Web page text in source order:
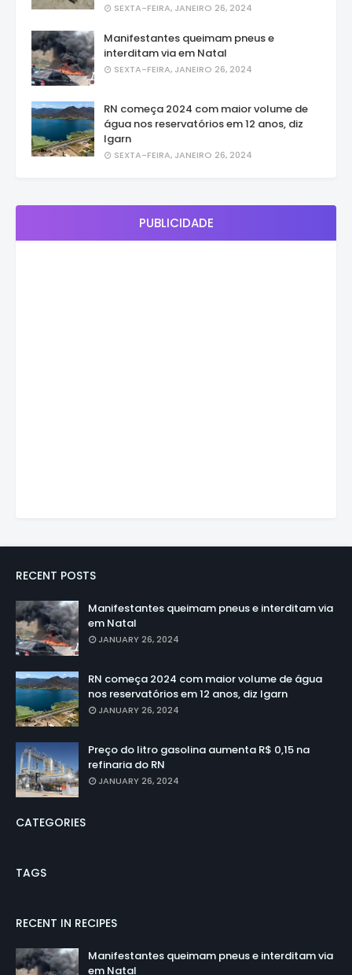
SEXTA-FEIRA, JANEIRO 26, 2024
Manifestantes queimam pneus e
interditam via em Natal
SEXTA-FEIRA, JANEIRO 26, 2024
RN começa 2024 com maior volume de
água nos reservatórios em 12 anos, diz
Igarn
SEXTA-FEIRA, JANEIRO 26, 2024
PUBLICIDADE
RECENT POSTS
Manifestantes queimam pneus e interditam via
em Natal
JANUARY 26, 2024
RN começa 2024 com maior volume de água
nos reservatórios em 12 anos, diz Igarn
JANUARY 26, 2024
Preço do litro gasolina aumenta R$ 0,15 na
refinaria do RN
JANUARY 26, 2024
CATEGORIES
TAGS
RECENT IN RECIPES
Manifestantes queimam pneus e interditam via
em Natal